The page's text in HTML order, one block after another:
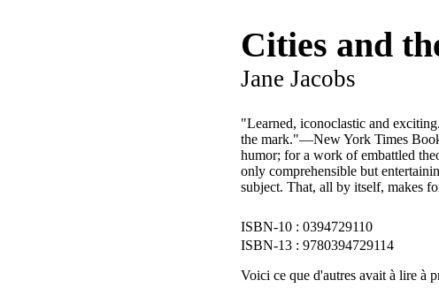
Cities and
Jane Jacobs
"Learned, iconoclastic and
the mark."—New York Times
humor; for a work of embattled
only comprehensible but
subject. That, all by itself, makes
0394729110
9780394729114
Voici ce que d'autres avait à lire à